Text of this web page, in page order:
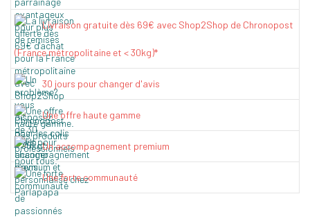
Livraison gratuite dès 69€ avec Shop2Shop de Chronopost
(France métropolitaine et < 30kg)*
30 jours pour changer d'avis
Une offre haute gamme
Un accompagnement premium
Une forte communauté